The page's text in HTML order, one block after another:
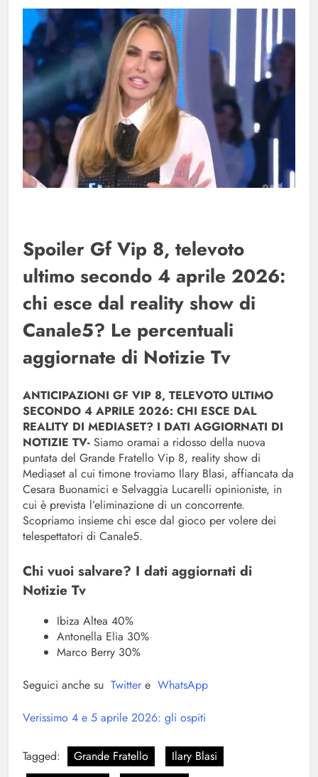
Spoiler Gf Vip 8, televoto
ultimo secondo 4 aprile 2026:
chi esce dal reality show di
Canale5? Le percentuali
aggiornate di Notizie Tv
ANTICIPAZIONI GF VIP 8, TELEVOTO ULTIMO
SECONDO 4 APRILE 2026: CHI ESCE DAL
REALITY DI MEDIASET? I DATI AGGIORNATI DI
NOTIZIE TV- Siamo oramai a ridosso della nuova
puntata del Grande Fratello Vip 8, reality show di
Mediaset al cui timone troviamo Ilary Blasi, affiancata da
Cesara Buonamici e Selvaggia Lucarelli opinioniste, in
cui è prevista l’eliminazione di un concorrente.
Scopriamo insieme chi esce dal gioco per volere dei
telespettatori di Canale5.
Chi vuoi salvare? I dati aggiornati di
Notizie Tv
Ibiza Altea 40%
Antonella Elia 30%
Marco Berry 30%
Seguici anche su Twitter e WhatsApp
Verissimo 4 e 5 aprile 2026: gli ospiti
Tagged: Grande Fratello
Ilary Blasi